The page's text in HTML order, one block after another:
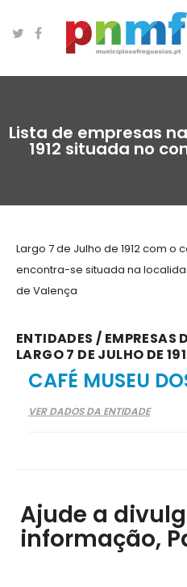
Lista de empresas
1912 situada no
Largo 7 de Julho de 1912 com
encontra-se situada na
de Valença
ENTIDADES / EMPRESAS
LARGO 7 DE JULHO DE
CAFÉ MUSEU
VER DADOS DA ENTIDADE
Ajude a
informação,